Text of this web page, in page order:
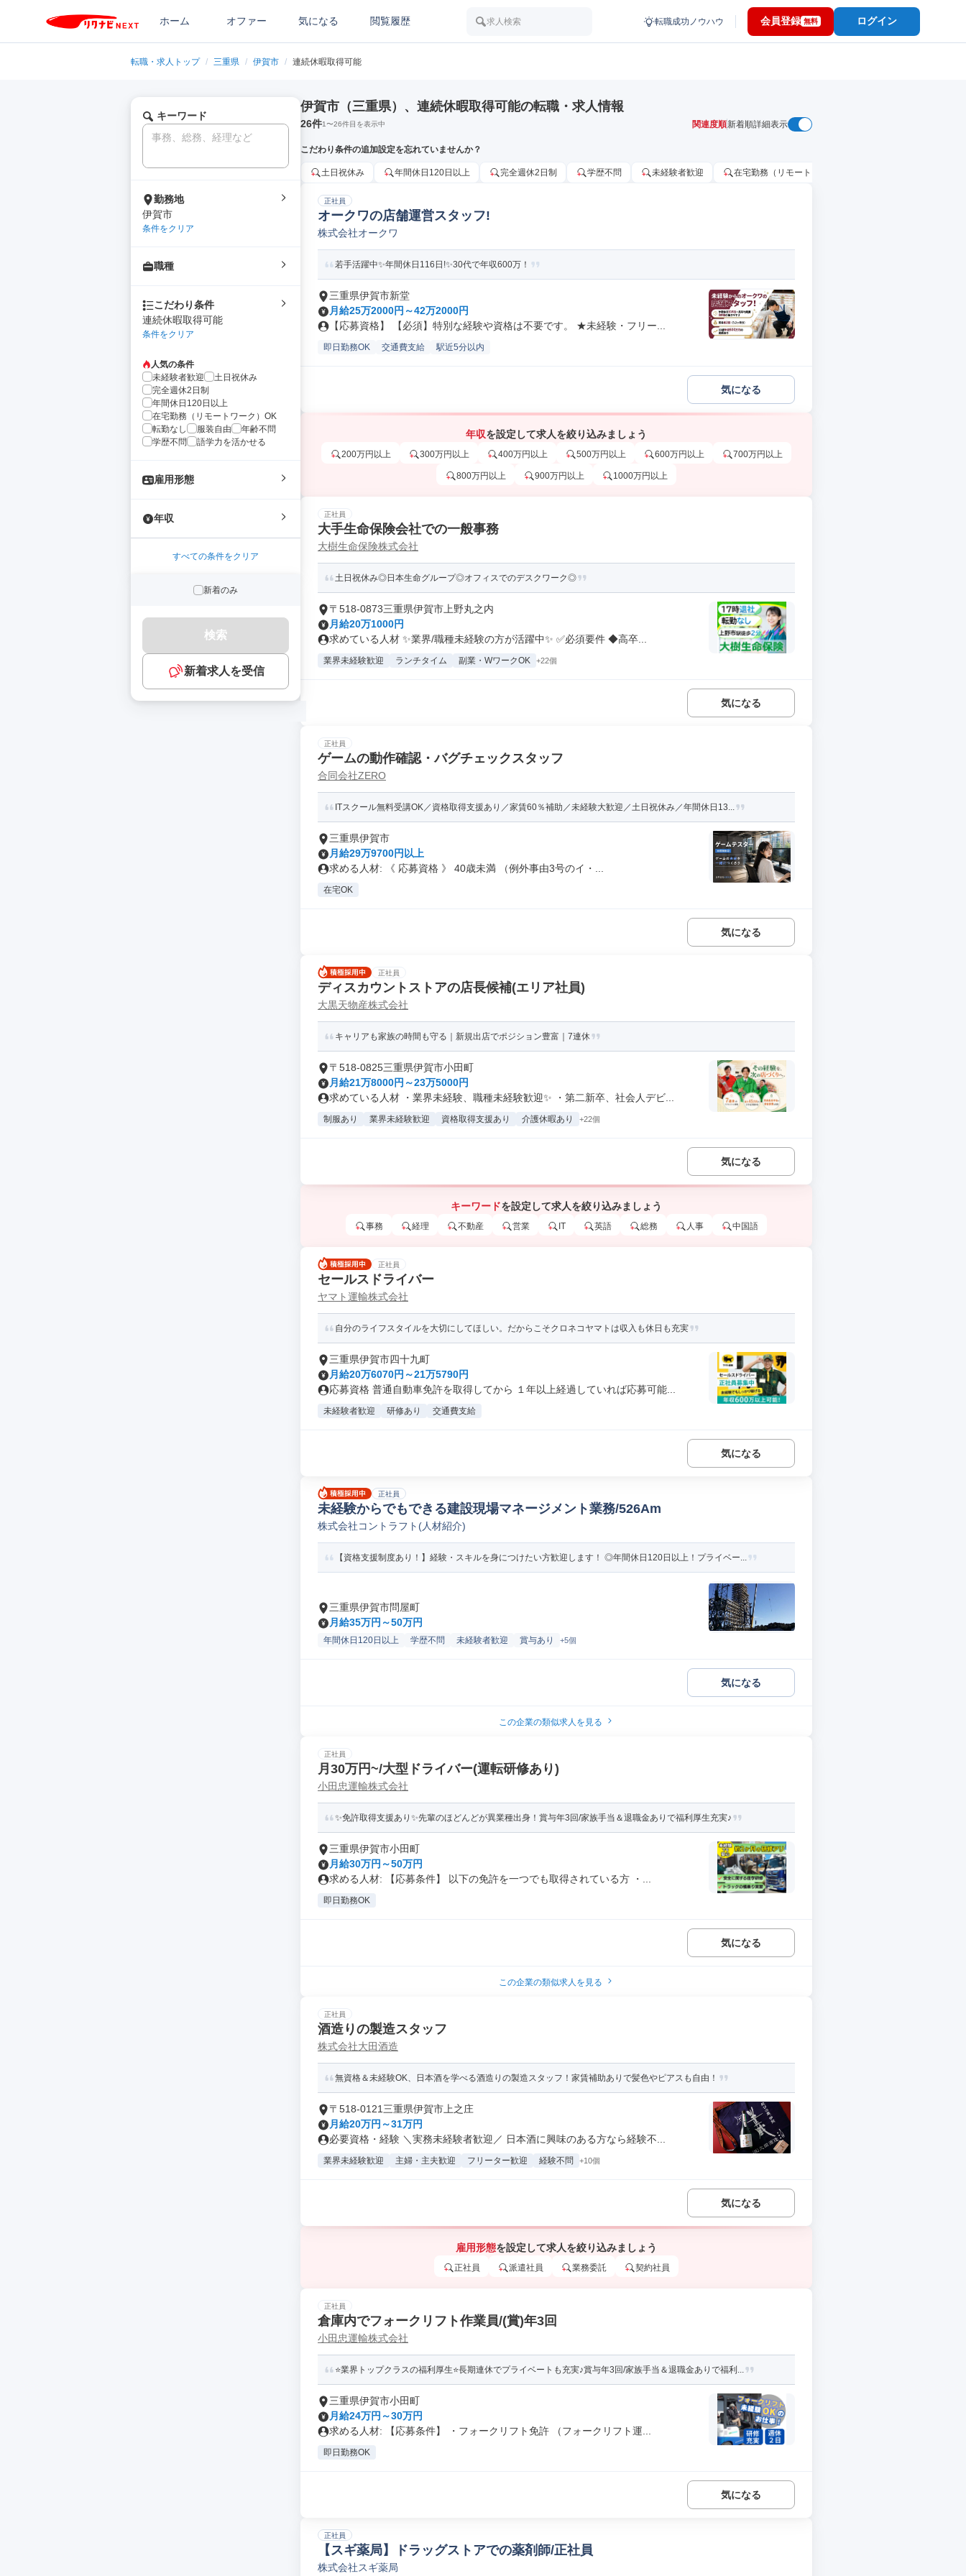
ホーム オファー 気になる 閲覧履歴 求人検索 転職成功ノウハウ 会員登録 無料 ログイン
転職・求人トップ / 三重県 / 伊賀市 / 連続休暇取得可能
キーワード
勤務地
伊賀市
条件をクリア
職種
こだわり条件
連続休暇取得可能
条件をクリア
人気の条件
未経験者歓迎
土日祝休み
完全週休2日制
年間休日120日以上
在宅勤務（リモートワーク）OK
転勤なし
服装自由
年齢不問
学歴不問
語学力を活かせる
雇用形態
年収
すべての条件をクリア
新着のみ
検索
新着求人を受信
伊賀市（三重県）、連続休暇取得可能の転職・求人情報
26件1〜26件目を表示中 関連度順新着順詳細表示
こだわり条件の追加設定を忘れていませんか？
土日祝休み 年間休日120日以上 完全週休2日制 学歴不問 未経験者歓迎 在宅勤務（リモートワーク）OK
正社員
オークワの店舗運営スタッフ!
株式会社オークワ
若手活躍中✨年間休日116日!✨30代で年収600万！
三重県伊賀市新堂
月給25万2000円～42万2000円
【応募資格】 【必須】特別な経験や資格は不要です。 ★未経験・フリー...
即日勤務OK 交通費支給 駅近5分以内
気になる
年収を設定して求人を絞り込みましょう
200万円以上 300万円以上 400万円以上 500万円以上 600万円以上 700万円以上
800万円以上 900万円以上 1000万円以上
正社員
大手生命保険会社での一般事務
大樹生命保険株式会社
土日祝休み◎日本生命グループ◎オフィスでのデスクワーク◎
〒518-0873三重県伊賀市上野丸之内
月給20万1000円
求めている人材 ✨業界/職種未経験の方が活躍中✨ ✅必須要件 ◆高卒...
業界未経験歓迎 ランチタイム 副業・WワークOK +22個
気になる
正社員
ゲームの動作確認・バグチェックスタッフ
合同会社ZERO
ITスクール無料受講OK／資格取得支援あり／家賃60％補助／未経験大歓迎／土日祝休み／年間休日13...
三重県伊賀市
月給29万9700円以上
求める人材: 《 応募資格 》 40歳未満 （例外事由3号のイ・...
在宅OK
気になる
正社員
ディスカウントストアの店長候補(エリア社員)
大黒天物産株式会社
キャリアも家族の時間も守る｜新規出店でポジション豊富｜7連休
〒518-0825三重県伊賀市小田町
月給21万8000円～23万5000円
求めている人材 ・業界未経験、職種未経験歓迎✨ ・第二新卒、社会人デビ...
制服あり 業界未経験歓迎 資格取得支援あり 介護休暇あり +22個
気になる
キーワードを設定して求人を絞り込みましょう
事務 経理 不動産 営業 IT 英語 総務 人事 中国語
正社員
セールスドライバー
ヤマト運輸株式会社
自分のライフスタイルを大切にしてほしい。だからこそクロネコヤマトは収入も休日も充実
三重県伊賀市四十九町
月給20万6070円～21万5790円
応募資格 普通自動車免許を取得してから １年以上経過していれば応募可能...
未経験者歓迎 研修あり 交通費支給
気になる
正社員
未経験からでもできる建設現場マネージメント業務/526Am
株式会社コントラフト(人材紹介)
【資格支援制度あり！】経験・スキルを身につけたい方歓迎します！ ◎年間休日120日以上！プライベー...
三重県伊賀市問屋町
月給35万円～50万円
年間休日120日以上 学歴不問 未経験者歓迎 賞与あり +5個
気になる
この企業の類似求人を見る
正社員
月30万円~/大型ドライバー(運転研修あり)
小田忠運輸株式会社
✨免許取得支援あり✨先輩のほどんどが異業種出身！賞与年3回/家族手当＆退職金ありで福利厚生充実♪
三重県伊賀市小田町
月給30万円～50万円
求める人材: 【応募条件】 以下の免許を一つでも取得されている方 ・...
即日勤務OK
気になる
この企業の類似求人を見る
正社員
酒造りの製造スタッフ
株式会社大田酒造
無資格＆未経験OK、日本酒を学べる酒造りの製造スタッフ！家賃補助ありで髪色やピアスも自由！
〒518-0121三重県伊賀市上之庄
月給20万円～31万円
必要資格・経験 ＼実務未経験者歓迎／ 日本酒に興味のある方なら経験不...
業界未経験歓迎 主婦・主夫歓迎 フリーター歓迎 経験不問 +10個
気になる
雇用形態を設定して求人を絞り込みましょう
正社員 派遣社員 業務委託 契約社員
正社員
倉庫内でフォークリフト作業員/(賞)年3回
小田忠運輸株式会社
⭐業界トップクラスの福利厚生⭐長期連休でプライベートも充実♪賞与年3回/家族手当＆退職金ありで福利...
三重県伊賀市小田町
月給24万円～30万円
求める人材: 【応募条件】 ・フォークリフト免許 （フォークリフト運...
即日勤務OK
気になる
正社員
【スギ薬局】ドラッグストアでの薬剤師/正社員
株式会社スギ薬局